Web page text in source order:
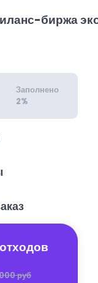
биржа
Заполнено
2%
руб